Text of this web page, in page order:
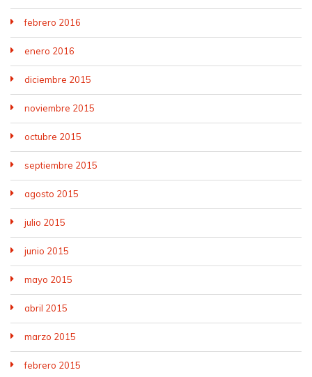
febrero 2016
enero 2016
diciembre 2015
noviembre 2015
octubre 2015
septiembre 2015
agosto 2015
julio 2015
junio 2015
mayo 2015
abril 2015
marzo 2015
febrero 2015